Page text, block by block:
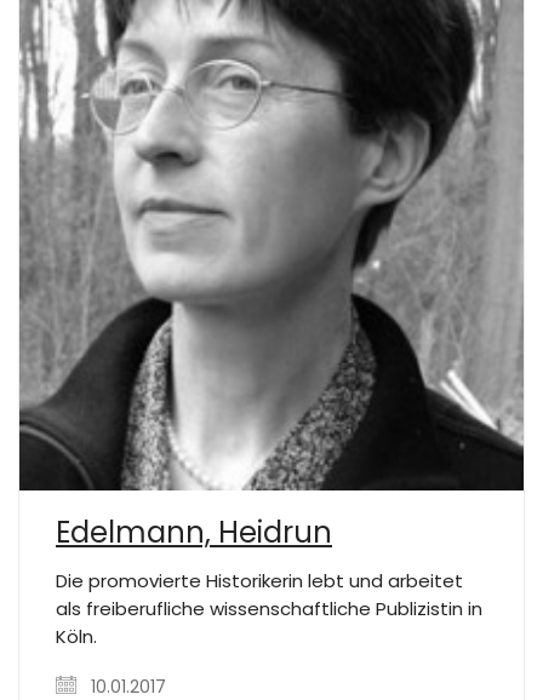
Edelmann, Heidrun
Die promovierte Historikerin lebt und arbeitet
als freiberufliche wissenschaftliche Publizistin in
Köln.
10.01.2017